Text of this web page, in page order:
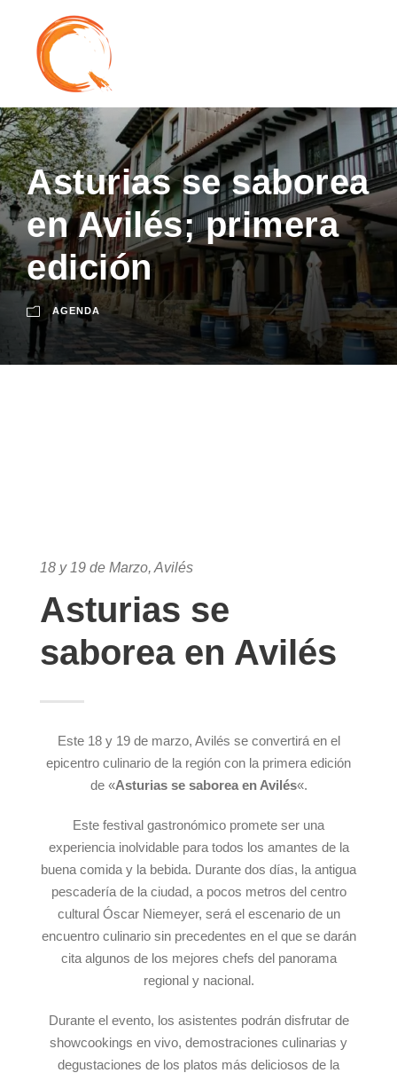
Asturias se saborea
en Avilés; primera
edición
AGENDA
18 y 19 de Marzo, Avilés
Asturias se
saborea en Avilés
Este 18 y 19 de marzo, Avilés se convertirá en el
epicentro culinario de la región con la primera edición
de «Asturias se saborea en Avilés«.
Este festival gastronómico promete ser una
experiencia inolvidable para todos los amantes de la
buena comida y la bebida. Durante dos días, la antigua
pescadería de la ciudad, a pocos metros del centro
cultural Óscar Niemeyer, será el escenario de un
encuentro culinario sin precedentes en el que se darán
cita algunos de los mejores chefs del panorama
regional y nacional.
Durante el evento, los asistentes podrán disfrutar de
showcookings en vivo, demostraciones culinarias y
degustaciones de los platos más deliciosos de la